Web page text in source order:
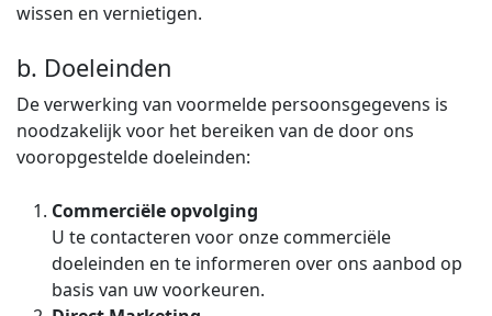
wissen en vernietigen.
b. Doeleinden
De verwerking van voormelde persoonsgegevens is
noodzakelijk voor het bereiken van de door ons
vooropgestelde doeleinden:
Commerciële opvolging
U te contacteren voor onze commerciële
doeleinden en te informeren over ons aanbod op
basis van uw voorkeuren.